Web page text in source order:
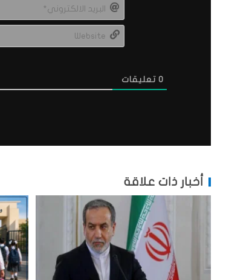
0 تعليقات
أخبار ذات علاقة